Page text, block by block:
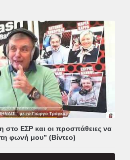
στο ΕΣΡ και οι προσπάθειες να
φωνή μου” (Βίντεο)